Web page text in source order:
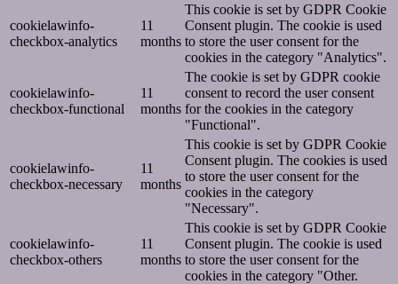
cookielawinfo-
checkbox-analytics
11
months
This cookie is set by GDPR Cookie
Consent plugin. The cookie is used
to store the user consent for the
cookies in the category "Analytics".
cookielawinfo-
checkbox-functional
11
months
The cookie is set by GDPR cookie
consent to record the user consent
for the cookies in the category
"Functional".
cookielawinfo-
checkbox-necessary
11
months
This cookie is set by GDPR Cookie
Consent plugin. The cookies is used
to store the user consent for the
cookies in the category
"Necessary".
cookielawinfo-
checkbox-others
11
months
This cookie is set by GDPR Cookie
Consent plugin. The cookie is used
to store the user consent for the
cookies in the category "Other.